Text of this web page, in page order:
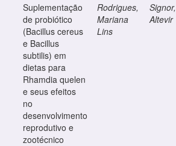
Suplementação
de probiótico
(Bacillus cereus
e Bacillus
subtilis) em
dietas para
Rhamdia quelen
e seus efeitos
no
desenvolvimento
reprodutivo e
zootécnico
Rodrigues,
Mariana
Lins
Signor,
Altevir